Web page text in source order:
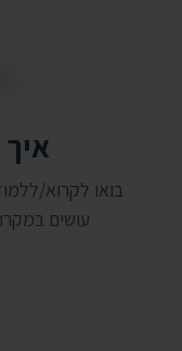
בואו לקרוא/
עושים